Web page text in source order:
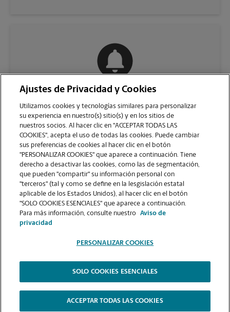
VER LA PÁGINA DE LA TIENDA
2026.
The UPS Store | Aviso de Privacidad | Términos de Uso del Sitio Web |
Contraste Alto
Ajustes de Privacidad y Cookies
Utilizamos cookies y tecnologías similares para personalizar
su experiencia en nuestro(s) sitio(s) y en los sitios de
nuestros socios. Al hacer clic en "ACCEPTAR TODAS LAS
COOKIES", acepta el uso de todas las cookies. Puede cambiar
sus preferencias de cookies al hacer clic en el botón
"PERSONALIZAR COOKIES" que aparece a continuación. Tiene
derecho a desactivar las cookies, como las de segmentación,
que pueden "compartir" su información personal con
"terceros" (tal y como se define en la lesgislación estatal
aplicable de los Estados Unidos), al hacer clic en el botón
"SOLO COOKIES ESENCIALES" que aparece a continuación.
Para más información, consulte nuestro
Aviso de
privacidad
PERSONALIZAR COOKIES
SOLO COOKIES ESENCIALES
ACCEPTAR TODAS LAS COOKIES